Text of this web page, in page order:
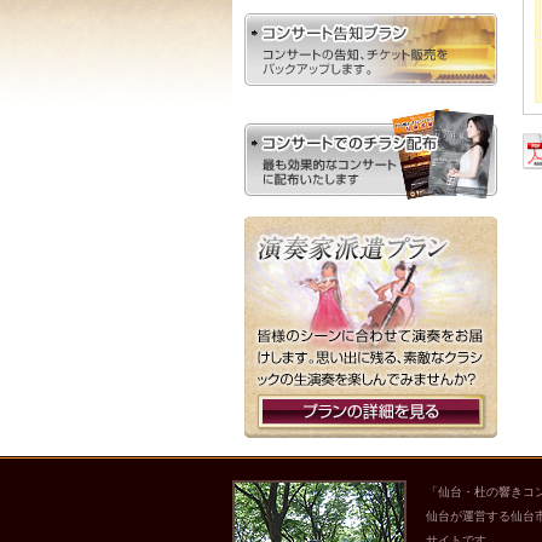
「仙台・杜の響き
仙台が運営する仙台